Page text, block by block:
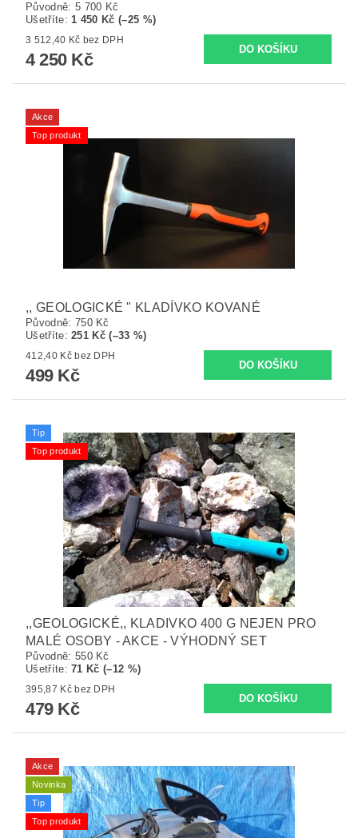
Původně: 5 700 Kč
Ušetříte: 1 450 Kč (–25 %)
3 512,40 Kč bez DPH
4 250 Kč
Akce
Top produkt
,, GEOLOGICKÉ " KLADÍVKO KOVANÉ
Původně: 750 Kč
Ušetříte:251 Kč (–33 %)
412,40 Kč bez DPH
499 Kč
Tip
Top produkt
,,GEOLOGICKÉ,, KLADIVKO 400 G NEJEN PRO
MALÉ OSOBY - AKCE - VÝHODNÝ SET
Původně: 550 Kč
Ušetříte:71 Kč (–12 %)
395,87 Kč bez DPH
479 Kč
Akce
Novinka
Tip
Top produkt